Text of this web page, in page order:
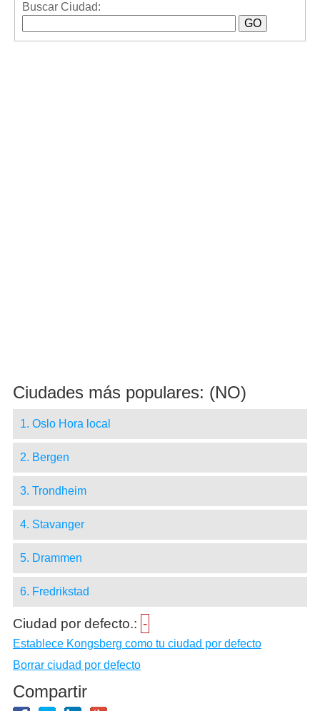
Buscar Ciudad:
Ciudades más populares: (NO)
1. Oslo Hora local
2. Bergen
3. Trondheim
4. Stavanger
5. Drammen
6. Fredrikstad
Ciudad por defecto.: -
Establece Kongsberg como tu ciudad por defecto
Borrar ciudad por defecto
Compartir